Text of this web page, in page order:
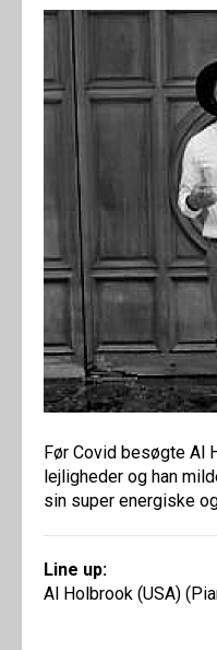
Før Covid besøgte Al
lejligheder og han
sin super energiske
Line up:
Al Holbrook (USA)